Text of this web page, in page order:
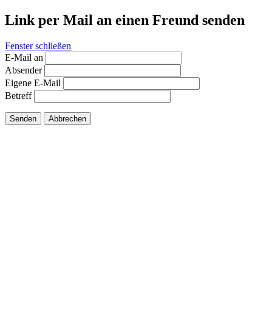
Link per Mail an einen Freund senden
Fenster schließen
E-Mail an
Absender
Eigene E-Mail
Betreff
Senden Abbrechen